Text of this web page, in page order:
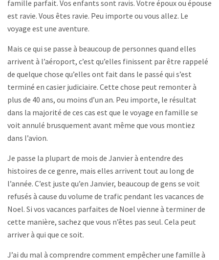
famille parfait. Vos enfants sont ravis. Votre époux ou épouse
est ravie. Vous êtes ravie. Peu importe ou vous allez. Le
voyage est une aventure.
Mais ce qui se passe à beaucoup de personnes quand elles
arrivent à l’aéroport, c’est qu’elles finissent par être rappelé
de quelque chose qu’elles ont fait dans le passé qui s’est
terminé en casier judiciaire. Cette chose peut remonter à
plus de 40 ans, ou moins d’un an. Peu importe, le résultat
dans la majorité de ces cas est que le voyage en famille se
voit annulé brusquement avant même que vous montiez
dans l’avion.
Je passe la plupart de mois de Janvier à entendre des
histoires de ce genre, mais elles arrivent tout au long de
l’année. C’est juste qu’en Janvier, beaucoup de gens se voit
refusés à cause du volume de trafic pendant les vacances de
Noel. Si vos vacances parfaites de Noel vienne à terminer de
cette manière, sachez que vous n’êtes pas seul. Cela peut
arriver à qui que ce soit.
J’ai du mal à comprendre comment empêcher une famille à